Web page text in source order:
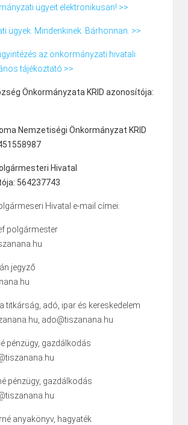
ügyeit elektronikusan! >>
ügyek. Mindenkinek. Bárhonnan. >>
az önkormányzati hivatali
tájékoztató >>
Önkormányzata KRID azonosítója:
Nemzetiségi Önkormányzat KRID
Hivatal
564237743
Hivatal e-mail címei:
polgármester
jegyző
titkárság, adó, ipar és kereskedelem
ado@tiszanana.hu
pénzügy, gazdálkodás
pénzügy, gazdálkodás
anyakönyv, hagyaték